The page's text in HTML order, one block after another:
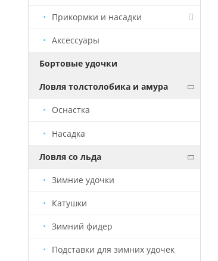
Прикормки и насадки
Насадки Старый Призрак
Аксессуары
Бортовые удочки
Ловля толстолобика и амура
Оснастка
Насадка
Ловля со льда
Зимние удочки
Катушки
Зимний фидер
Подставки для зимних удочек